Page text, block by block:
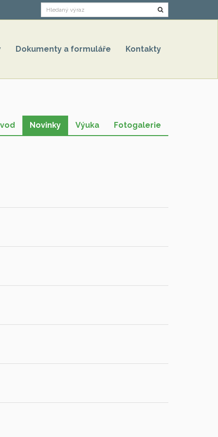
Hledat
Dokumenty a formuláře Kontakty
Novinky Výuka Fotogalerie